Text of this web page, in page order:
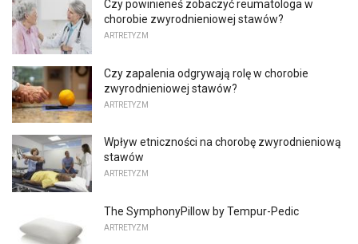
Czy powinieneś zobaczyć reumatologa w
chorobie zwyrodnieniowej stawów?
ARTRETYZM
Czy zapalenia odgrywają rolę w chorobie
zwyrodnieniowej stawów?
ARTRETYZM
Wpływ etniczności na chorobę zwyrodnieniową
stawów
ARTRETYZM
The SymphonyPillow by Tempur-Pedic
ARTRETYZM